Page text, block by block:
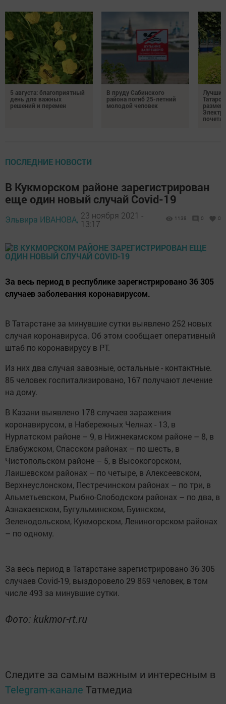
5 августа: благоприятный
день для важных
решений и перемен
В пруду Сабинского
района погиб 25-летний
молодой человек
Лучших
почета
ПОСЛЕДНИЕ НОВОСТИ
В Кукморском районе зарегистрирован
еще один новый случай Covid-19
Эльвира ИВАНОВА, 23 ноября 2021 -
13:17
1138 0 0
За весь период в республике зарегистрировано 36 305
случаев заболевания коронавирусом.
В Татарстане за минувшие сутки выявлено 252 новых
случая коронавируса. Об этом сообщает оперативный
штаб по коронавирусу в РТ.
Из них два случая завозные, остальные - контактные.
85 человек госпитализировано, 167 получают лечение
на дому.
В Казани выявлено 178 случаев заражения
коронавирусом, в Набережных Челнах - 13, в
Нурлатском районе – 9, в Нижнекамском районе – 8, в
Елабужском, Спасском районах – по шесть, в
Чистопольском районе – 5, в Высокогорском,
Лаишевском районах – по четыре, в Алексеевском,
Верхнеуслонском, Пестречинском районах – по три, в
Альметьевском, Рыбно-Слободском районах – по два, в
Азнакаевском, Бугульминском, Буинском,
Зеленодольском, Кукморском, Лениногорском районах
– по одному.
За весь период в Татарстане зарегистрировано 36 305
случаев Covid-19, выздоровело 29 859 человек, в том
числе 493 за минувшие сутки.
Фото: kukmor-rt.ru
Следите за самым важным и интересным в
Telegram-канале Татмедиа